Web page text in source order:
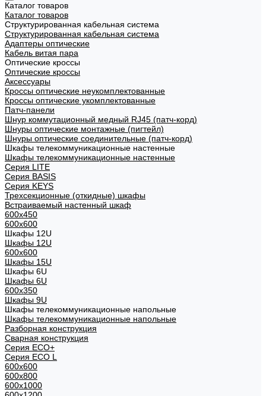
Каталог товаров
Каталог товаров
Структурированная кабельная система
Структурированная кабельная система
Адаптеры оптические
Кабель витая пара
Оптические кроссы
Оптические кроссы
Аксессуары
Кроссы оптические неукомплектованные
Кроссы оптические укомплектованные
Патч-панели
Шнур коммутационный медный RJ45 (патч-корд)
Шнуры оптические монтажные (пигтейл)
Шнуры оптические соединительные (патч-корд)
Шкафы телекоммуникационные настенные
Шкафы телекоммуникационные настенные
Cерия LITE
Cерия BASIS
Cерия KEYS
Трехсекционные (откидные) шкафы
Встраиваемый настенный шкаф
600x450
600x600
Шкафы 12U
Шкафы 12U
600x600
Шкафы 15U
Шкафы 6U
Шкафы 6U
600x350
Шкафы 9U
Шкафы телекоммуникационные напольные
Шкафы телекоммуникационные напольные
Разборная конструкция
Сварная конструкция
Серия ECO+
Серия ECO L
600x600
600x800
600х1000